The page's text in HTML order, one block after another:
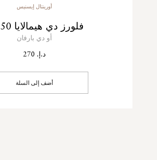
أورينتال إيسنيس
فلورز دي هيمالايا 50 مل
أو دي بارفان
د.إ. 270
أضف إلى السلة